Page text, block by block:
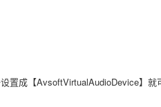
置成【AvsoftVirtualAudioDevice】